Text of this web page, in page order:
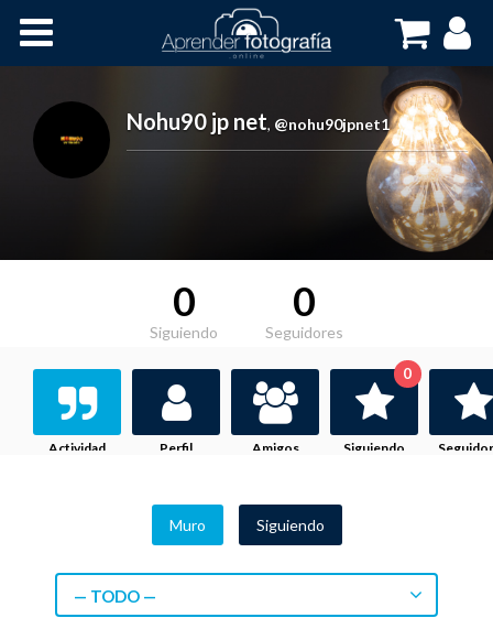
Cursos OnLine
Nohu90 jp net, @nohu90jpnet1
0
Siguiendo
0
Seguidores
Actividad Perfil Amigos Siguiendo
0
Muro Siguiendo
— TODO —